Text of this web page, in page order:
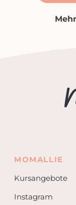
MOMALLIE
Kursangebote
Instagram